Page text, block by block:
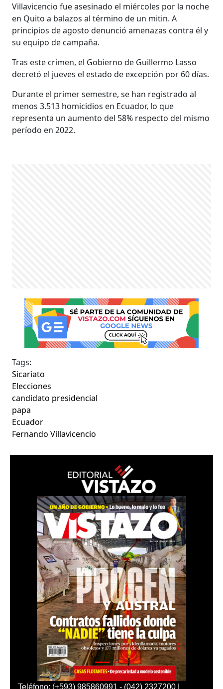
Villavicencio fue asesinado el miércoles por la noche
en Quito a balazos al término de un mitin. A
principios de agosto denunció amenazas contra él y
su equipo de campaña.
Tras este crimen, el Gobierno de Guillermo Lasso
decretó el jueves el estado de excepción por 60 días.
Durante el primer semestre, se han registrado al
menos 3.513 homicidios en Ecuador, lo que
representa un aumento del 58% respecto del mismo
período en 2022.
Tags:
Sicariato
Elecciones
candidato presidencial
papa
Ecuador
Fernando Villavicencio
Teléfono: (+593) 985860991 - (042) 2327200 |